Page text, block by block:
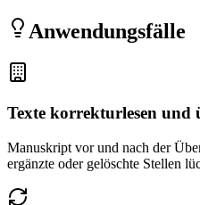
Anwendungsfälle
Texte korrekturlesen und
Manuskript vor und nach der
ergänzte oder gelöschte Stellen